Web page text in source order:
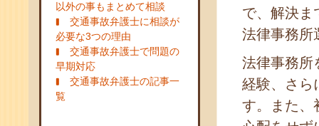
以外の事もまとめて相談
交通事故弁護士に相談が
必要な3つの理由
交通事故弁護士で問題の
早期対応
交通事故弁護士の記事一
覧
で、解決ま
法律事務所
法律事務所
経験、さら
す。また、